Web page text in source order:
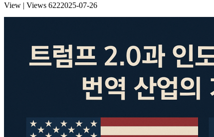
View | Views 6222025-07-26